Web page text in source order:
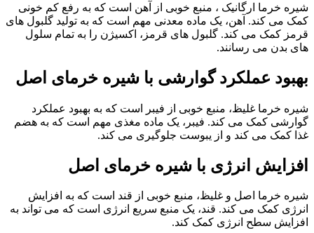
شیره خرما ارگانیک ، منبع خوبی از آهن است که به رفع کم خونی
کمک می کند. آهن، یک ماده معدنی مهم است که به تولید گلبول های
قرمز کمک می کند. گلبول های قرمز، اکسیژن را به تمام سلول
های بدن می رسانند.
بهبود عملکرد گوارشی با شیره خرمای اصل
شیره خرما غلیظ، منبع خوبی از فیبر است که به بهبود عملکرد
گوارشی کمک می کند. فیبر، یک ماده مغذی مهم است که به هضم
غذا کمک می کند و از یبوست جلوگیری می کند.
افزایش انرژی با شیره خرمای اصل
شیره خرما اصل و غلیظ، منبع خوبی از قند است که به افزایش
انرژی کمک می کند. قند، یک منبع سریع انرژی است که می تواند به
افزایش سطح انرژی کمک کند.